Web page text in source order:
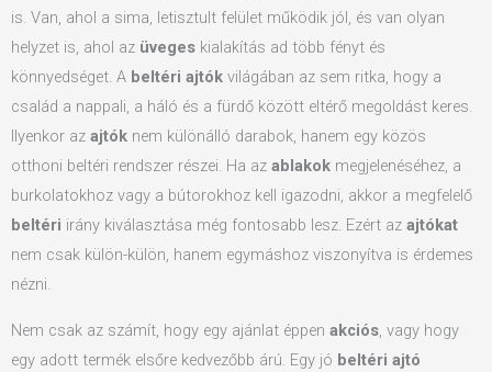
is. Van, ahol a sima, letisztult felület működik jól, és van olyan
helyzet is, ahol az üveges kialakítás ad több fényt és
könnyedséget. A beltéri ajtók világában az sem ritka, hogy a
család a nappali, a háló és a fürdő között eltérő megoldást keres.
Ilyenkor az ajtók nem különálló darabok, hanem egy közös
otthoni beltéri rendszer részei. Ha az ablakok megjelenéséhez, a
burkolatokhoz vagy a bútorokhoz kell igazodni, akkor a megfelelő
beltéri irány kiválasztása még fontosabb lesz. Ezért az ajtókat
nem csak külön-külön, hanem egymáshoz viszonyítva is érdemes
nézni.
Nem csak az számít, hogy egy ajánlat éppen akciós, vagy hogy
egy adott termék elsőre kedvezőbb árú. Egy jó beltéri ajtó